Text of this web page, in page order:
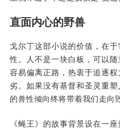
直面内心的野兽
戈尔丁这部小说的价值，在
性。人不是一块白板，可以
容易偏离正路，热衷于追逐
劣。如果没有基督和圣灵重
的兽性倾向终将带着我们走向
《蝇王》的故事背景设在一